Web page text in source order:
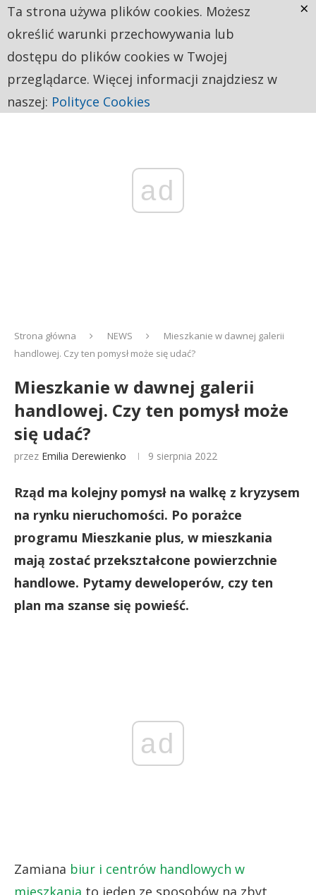
ad
Strona główna NEWS
Mieszkanie w dawnej galerii
handlowej. Czy ten pomysł może się udać?
Mieszkanie w dawnej galerii
handlowej. Czy ten pomysł może
się udać?
przez Emilia Derewienko 9 sierpnia 2022
Rząd ma kolejny pomysł na walkę z kryzysem
na rynku nieruchomości. Po porażce
programu Mieszkanie plus, w mieszkania
mają zostać przekształcone powierzchnie
handlowe. Pytamy deweloperów, czy ten
plan ma szanse się powieść.
ad
Zamiana biur i centrów handlowych w
mieszkania to jeden ze sposobów na zbyt
Ta strona używa plików cookies. Możesz
określić warunki przechowywania lub
dostępu do plików cookies w Twojej
przeglądarce. Więcej informacji znajdziesz w
naszej: Polityce Cookies
×